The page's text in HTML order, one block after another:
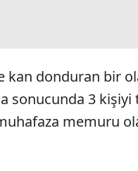
kan donduran bir
sonucunda 3
memuru